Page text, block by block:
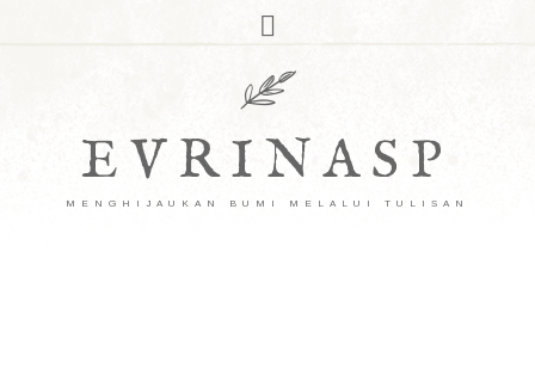
EVRINASP
MENGHIJAUKAN BUMI MELALUI TULISAN